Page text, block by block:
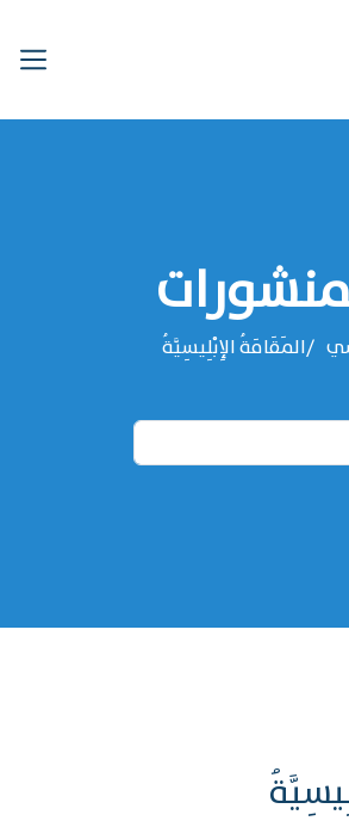
المَقَامَةُ الإِبْلِيسِيَّةُ